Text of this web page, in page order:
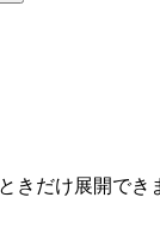
きだけ展開でき